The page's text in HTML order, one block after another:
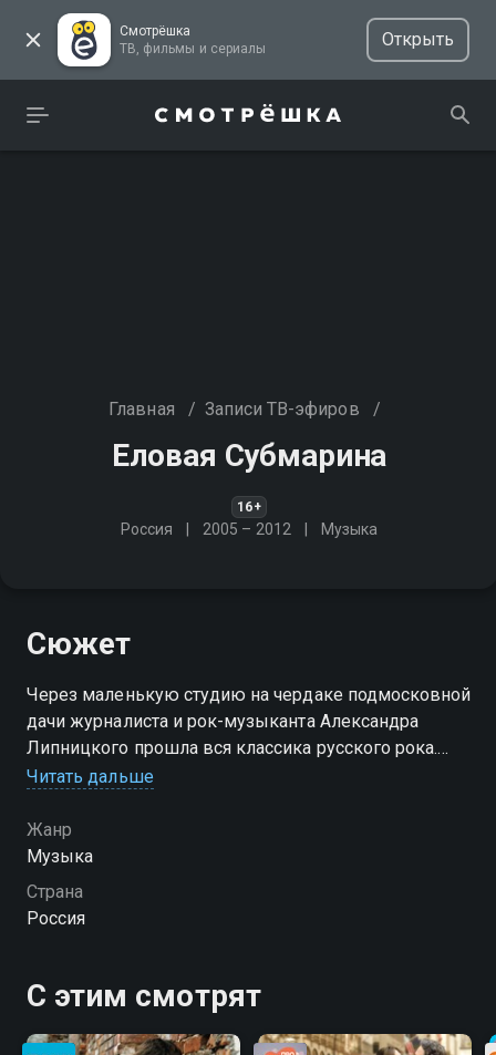
Смотрёшка
ТВ, фильмы и сериалы
Открыть
Главная / Записи ТВ-эфиров /
Еловая Субмарина
16+
Россия 2005 – 2012 Музыка
Сюжет
Через маленькую студию на чердаке подмосковной
дачи журналиста и рок-музыканта Александра
Липницкого прошла вся классика русского рока.
Рок без прикрас. Романтика квартирников и нищета
времена безумий
Читать дальше
Жанр
Музыка
Страна
Россия
С этим смотрят